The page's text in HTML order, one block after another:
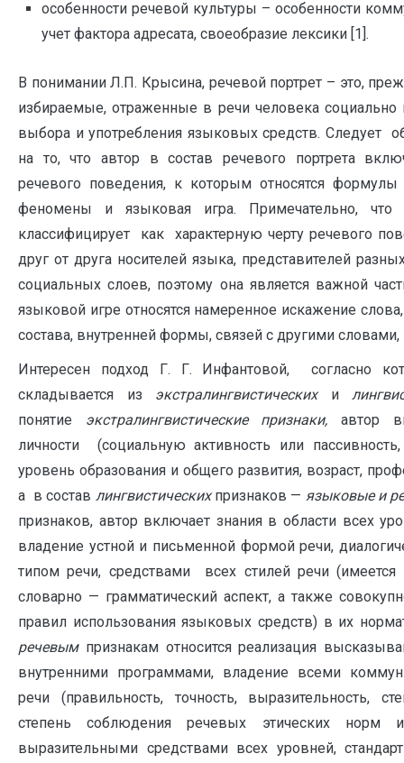
особенности речевой культуры – особенности
учет фактора адресата, своеобразие лексики [1].
В понимании Л.П. Крысина, речевой портрет – это,
избираемые, отраженные в речи человека
выбора и употребления языковых средств. Следует
на то, что автор в состав речевого портрета
речевого поведения, к которым относятся
феномены и языковая игра. Примечательно,
классифицирует как характерную черту речевого
друг от друга носителей языка, представителей
социальных слоев, поэтому она является важной
языковой игре относятся намеренное искажение
состава, внутренней формы, связей с другими словами,
Интересен подход Г. Г. Инфантовой, согласно
складывается из экстралингвистическихи
понятие экстралингвистические признаки, автор
личности (социальную активность или
уровень образования и общего развития, возраст,
а в состав лингвистическихпризнаков — языковые и
признаков, автор включает знания в области всех
владение устной и письменной формой речи,
типом речи, средствами всех стилей речи
словарно — грамматический аспект, а также
правил использования языковых средств) в их
речевымпризнакам относится реализация
внутренними программами, владение всеми
речи (правильность, точность, выразительность,
степень соблюдения речевых этических норм
выразительными средствами всех уровней,